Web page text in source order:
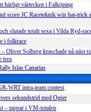
härligt vårtecken i Falköping
score JC Raceteknik win hat-trick
slutade totalt sexa i Vilda Ryd-
i folkrace
Oliver Solberg kraschade på näst
trea
Islas Canarias
WRT intra-team contest
sekundstrid med Ogier
– tappar i VM-totalen